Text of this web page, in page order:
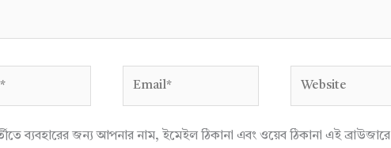
ব্যবহারের জন্য আপনার নাম, ইমেইল ঠিকানা এবং ওয়েব ঠিকানা এই ব্রাউজারে